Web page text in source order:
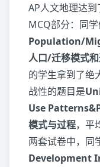
AP人文地理达到
MCQ部分：同
Population/
人口/迁移模式
的学生拿到了绝
战性的题目是
Use
模式与过程，平
两套试卷中，同
Development